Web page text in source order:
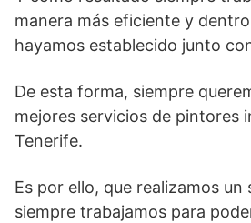
manera más eficiente y
hayamos establecido junto
De esta forma, siempre
mejores servicios de pintores
Tenerife.
Es por ello, que realizamos
siempre trabajamos para